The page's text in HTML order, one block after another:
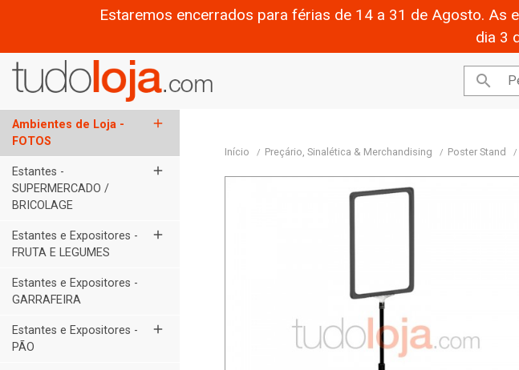
Estaremos encerrados para férias de 14 a 31 de Agosto.
dia 3

Ambientes de Loja -
FOTOS
add
Estantes -
SUPERMERCADO /
BRICOLAGE
add
Estantes e Expositores -
FRUTA E LEGUMES
add
Estantes e Expositores -
GARRAFEIRA
Estantes e Expositores -
PÃO
add
Início Preçário, Sinalética & Merchandising Poster Stand